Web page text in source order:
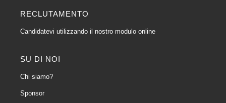
Prima che il progetto sia considerato completo, viene effettuata un'ispezione
finale per garantire la qualità della finitura. Se necessario, si possono
possono garantire un'applicazione di vernice di successo, in grado di offrire
gli agenti atmosferici.
Sul sito web di Carross troverete una gamma di Vernici per auto di Ixell:
RECLUTAMENTO
Candidatevi utilizzando il nostro modulo online
SU DI NOI
Chi siamo?
Sponsor